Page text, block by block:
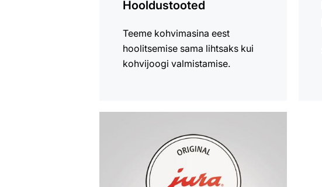
Hooldustooted
Teeme kohvimasina eest
hoolitsemise sama lihtsaks kui
kohvijoogi valmistamise.